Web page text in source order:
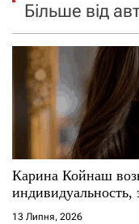
Більше від
Карина Койнаш
индивидуальность,
13 Липня, 2026